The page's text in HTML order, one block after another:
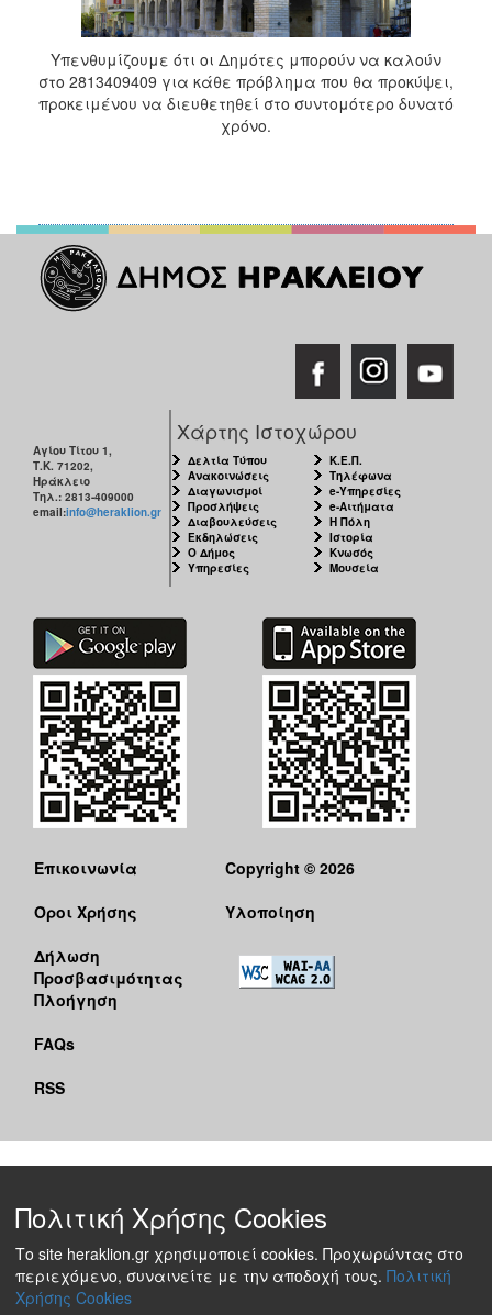
Υπενθυμίζουμε ότι οι Δημότες μπορούν να καλούν
στο 2813409409 για κάθε πρόβλημα που θα προκύψει,
προκειμένου να διευθετηθεί στο συντομότερο δυνατό
χρόνο.
Αγίου Τίτου 1,
Τ.Κ. 71202,
Ηράκλειο
Τηλ.: 2813-409000
email:info@heraklion.gr
Χάρτης Ιστοχώρου
Δελτία Τύπου
Ανακοινώσεις
Διαγωνισμοί
Προσλήψεις
Διαβουλεύσεις
Εκδηλώσεις
Ο Δήμος
Υπηρεσίες
Κ.Ε.Π.
Τηλέφωνα
e-Υπηρεσίες
e-Αιτήματα
Η Πόλη
Ιστορία
Κνωσός
Μουσεία
Επικοινωνία
Όροι Χρήσης
Δήλωση
Προσβασιμότητας
Πλοήγηση
FAQs
RSS
Copyright © 2026
Υλοποίηση
Πολιτική Χρήσης Cookies
Το site heraklion.gr χρησιμοποιεί cookies. Προχωρώντας στο
περιεχόμενο, συναινείτε με την αποδοχή τους. Πολιτική
Χρήσης Cookies